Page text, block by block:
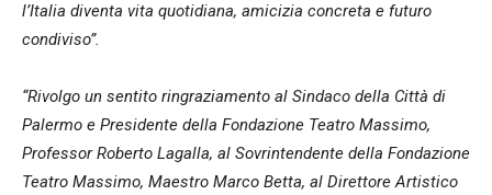
l’Italia diventa vita quotidiana, amicizia concreta e futuro
condiviso”.
“Rivolgo un sentito ringraziamento al Sindaco della Città di
Palermo e Presidente della Fondazione Teatro Massimo,
Professor Roberto Lagalla, al Sovrintendente della Fondazione
Teatro Massimo, Maestro Marco Betta, al Direttore Artistico